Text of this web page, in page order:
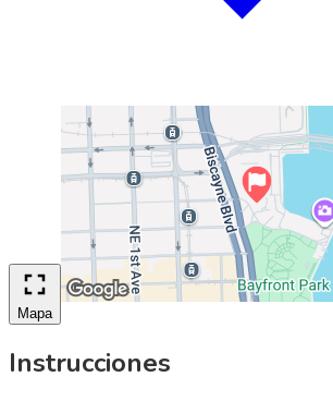
Mapa
Instrucciones